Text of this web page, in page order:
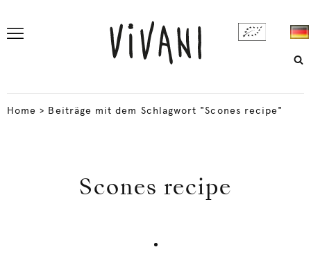
Home > Beiträge mit dem Schlagwort "Scones recipe"
Scones recipe